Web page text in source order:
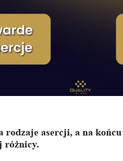
rodzaje asercji, a na
różnicy.